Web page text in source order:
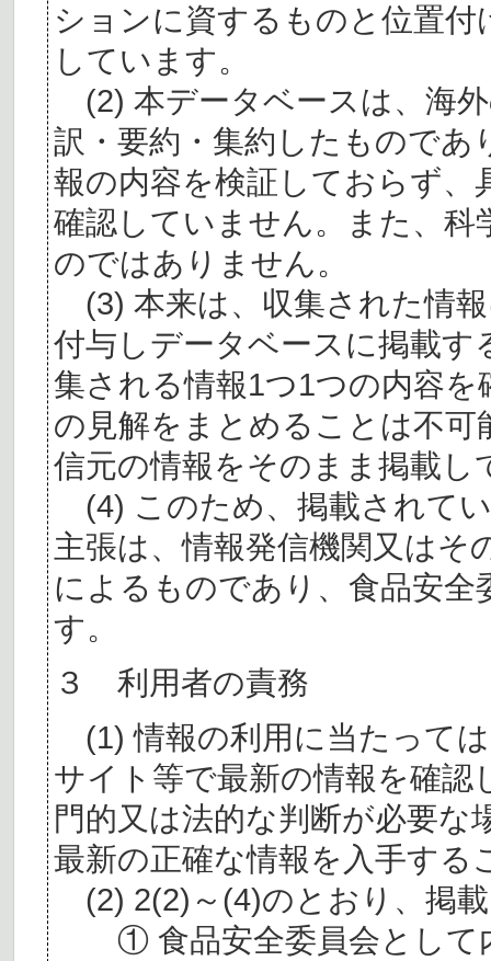
ションに資するものと位置
しています。
(2) 本データベースは、海
訳・要約・集約したものであ
報の内容を検証しておらず、
確認していません。また、
のではありません。
(3) 本来は、収集された情
付与しデータベースに掲載
集される情報1つ1つの内容
の見解をまとめることは不
信元の情報をそのまま掲載し
(4) このため、掲載されて
主張は、情報発信機関又はそ
によるものであり、食品安
す。
３ 利用者の責務
(1) 情報の利用に当たって
サイト等で最新の情報を確認
門的又は法的な判断が必要
最新の正確な情報を入手する
(2) 2(2)～(4)のとおり、掲
① 食品安全委員会として